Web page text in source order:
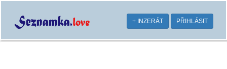
+ INZERÁT PŘIHLÁSIT